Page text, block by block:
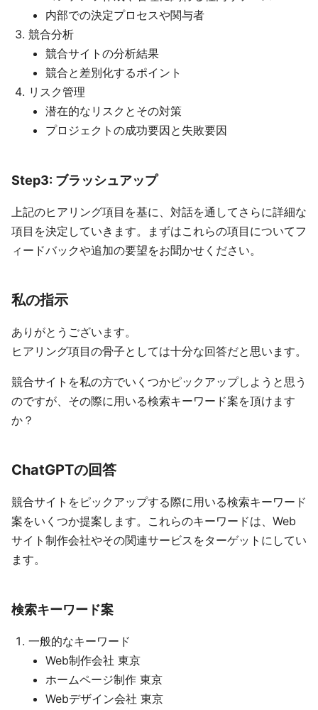
内部での決定プロセスや関与者
競合分析
競合サイトの分析結果
競合と差別化するポイント
リスク管理
潜在的なリスクとその対策
プロジェクトの成功要因と失敗要因
Step3: ブラッシュアップ
上記のヒアリング項目を基に、対話を通してさらに詳細な
項目を決定していきます。まずはこれらの項目についてフ
ィードバックや追加の要望をお聞かせください。
私の指示
ありがとうございます。
ヒアリング項目の骨子としては十分な回答だと思います。
競合サイトを私の方でいくつかピックアップしようと思う
のですが、その際に用いる検索キーワード案を頂けます
か？
ChatGPTの回答
競合サイトをピックアップする際に用いる検索キーワード
案をいくつか提案します。これらのキーワードは、Web
サイト制作会社やその関連サービスをターゲットにしてい
ます。
検索キーワード案
一般的なキーワード
Web制作会社 東京
ホームページ制作 東京
Webデザイン会社 東京